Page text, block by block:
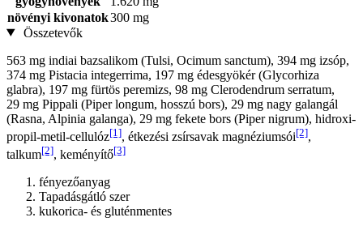
növényi kivonatok300 mg
Összetevők
563 mg indiai bazsalikom (Tulsi, Ocimum sanctum), 394 mg izsóp,
374 mg Pistacia integerrima, 197 mg édesgyökér (Glycorhiza
glabra), 197 mg fürtös peremizs, 98 mg Clerodendrum serratum,
29 mg Pippali (Piper longum, hosszú bors), 29 mg nagy galangál
(Rasna, Alpinia galanga), 29 mg fekete bors (Piper nigrum), hidroxi-
propil-metil-cellulóz[1], étkezési zsírsavak magnéziumsói[2],
talkum[2], keményítő[3]
fényezőanyag
Tapadásgátló szer
kukorica- és gluténmentes